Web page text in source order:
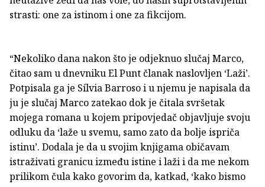
strasti: one za istinom i one za fikcijom.
“Nekoliko dana nakon što je odjeknuo slučaj Marco,
čitao sam u dnevniku El Punt članak naslovljen ‘Laži’.
Potpisala ga je Sílvia Barroso i u njemu je napisala da
ju je slučaj Marco zatekao dok je čitala svršetak
mojega romana u kojem pripovjedač objavljuje svoju
odluku da ‘laže u svemu, samo zato da bolje ispriča
istinu’. Dodala je da u svojim knjigama običavam
istraživati granicu između istine i laži i da me nekom
prilikom čula kako govorim da, katkad, ‘kako bismo